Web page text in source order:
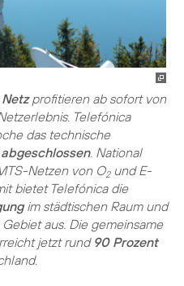
profitieren ab sofort von
Telefónica
das technische
. National
Netzen von O2und E-
bietet Telefónica die
im städtischen Raum und
aus. Die gemeinsame
jetzt rund 90 Prozent